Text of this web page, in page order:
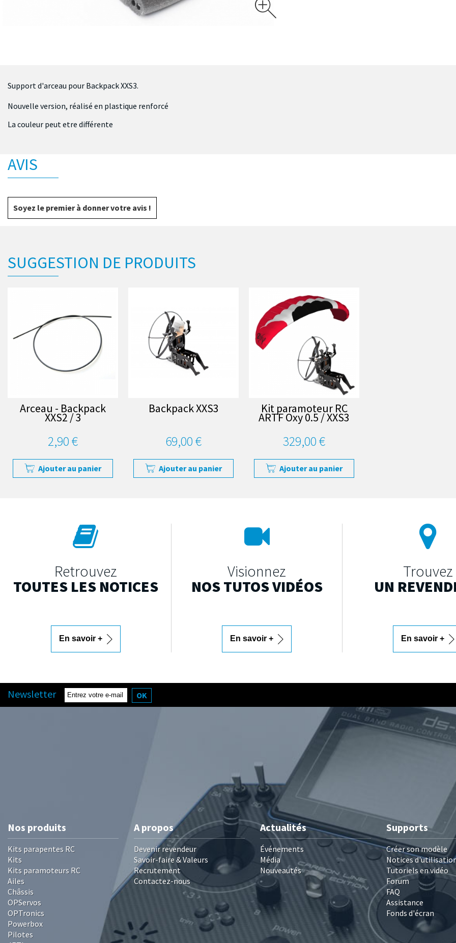
Support d'arceau pour Backpack XXS3.
Nouvelle version, réalisé en plastique renforcé
La couleur peut etre différente
AVIS
Soyez le premier à donner votre avis !
SUGGESTION DE PRODUITS
Arceau - Backpack
XXS2 / 3
2,90 €
Ajouter au panier
Backpack XXS3
69,00 €
Ajouter au panier
Kit paramoteur RC
ARTF Oxy 0.5 / XXS3
329,00 €
Ajouter au panier
Retrouvez
TOUTES LES NOTICES
En savoir +
Visionnez
NOS TUTOS VIDÉOS
En savoir +
Trouvez
UN
En savoir +
Newsletter OK
Nos produits
Kits parapentes RC
Kits
Kits paramoteurs RC
Ailes
Châssis
OPServos
OPTronics
Powerbox
Pilotes
A propos
Devenir revendeur
Savoir-faire & Valeurs
Recrutement
Contactez-nous
Actualités
Événements
Média
Nouveautés
Supports
Créer son modèle
Notices
Tutoriels en vidéo
Forum
FAQ
Assistance
Fonds d'écran